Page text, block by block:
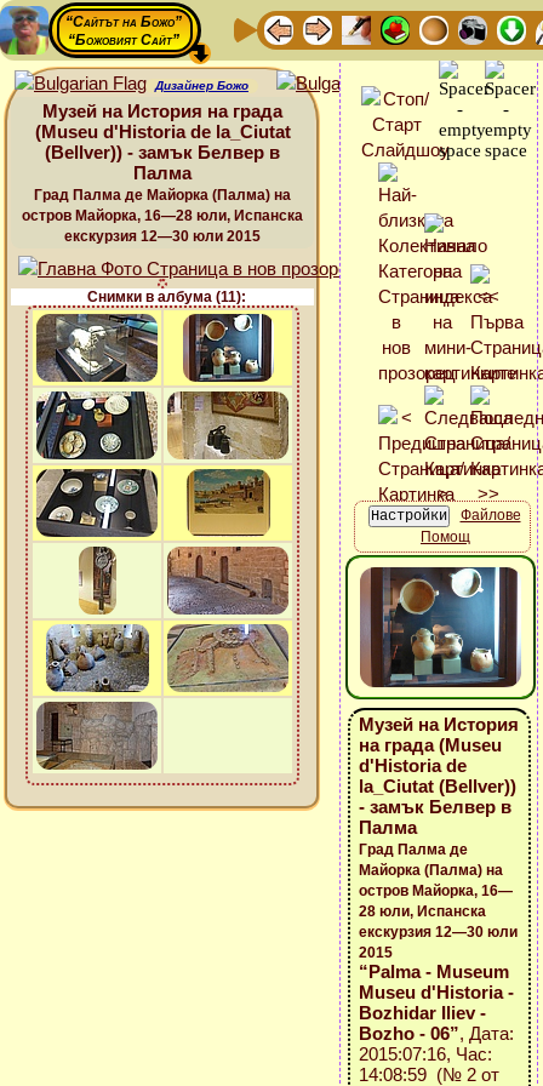
“Сайтът на Божо”
“Божовият Сайт”
Дизайнер Божо
Музей на История на града
(Museu d'Historia de la_Ciutat
(Bellver)) - замък Белвер в
Палма
Град Палма де Майорка (Палма) на
остров Майорка, 16—28 юли, Испанска
екскурзия 12—30 юли 2015
Снимки в албума (11):
Файлове
Помощ
Музей на История
на града (Museu
d'Historia de
la_Ciutat (Bellver))
- замък Белвер в
Палма
Град Палма де
Майорка (Палма) на
остров Майорка, 16—
28 юли, Испанска
екскурзия 12—30 юли
2015
“Palma - Museum
Museu d'Historia -
Bozhidar Iliev -
Bozho - 06”, Дата:
2015:07:16, Час:
14:08:59 (№ 2 от